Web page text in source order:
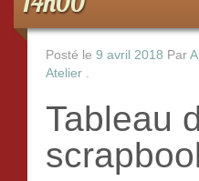
Posté le 9 avril 2018 Par
Atelier .
Tableau